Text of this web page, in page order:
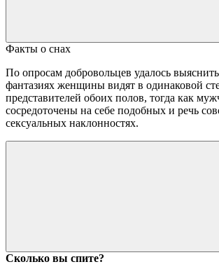
Факты о снах
По опросам добровольцев удалось
фантазиях женщины видят в одинаковой
представителей обоих полов, тогда как
сосредоточены на себе подобных и речь
сексуальных наклонностях.
Сколько вы спите?